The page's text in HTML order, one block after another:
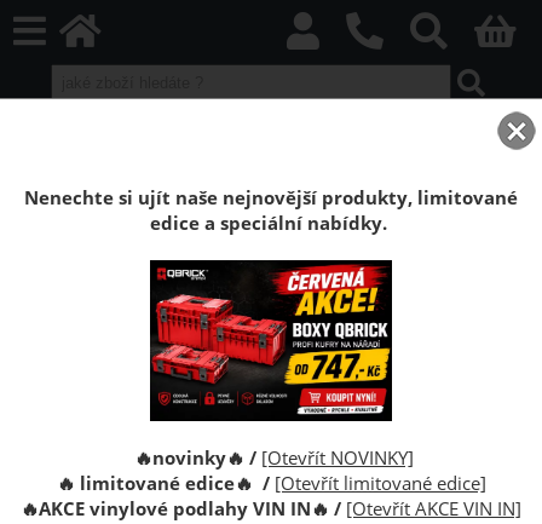
Organizér nářadí Qbrick System ONE M
Plus 2.0
Organizér nářadí Qbrick System ONE Organizer M
PLUS 2.0 je pro organizovaní nářadí, šroubů nebo
spojovacího materiálu.
Nenechte si ujít naše nejnovější produkty, limitované
edice a speciální nabídky.
🔥novinky🔥 / [Otevřít NOVINKY]
🔥 limitované edice🔥 / [Otevřít limitované edice]
🔥AKCE vinylové podlahy VIN IN🔥 / [Otevřít AKCE VIN IN]